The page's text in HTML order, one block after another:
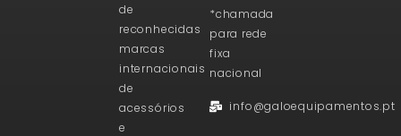
de
reconhecidas
marcas
internacionais
de
acessórios
e
*chamada
para rede
fixa
nacional
info@galoequipamentos.pt